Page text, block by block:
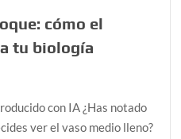
que sigue defendiendo
cómo el
tu biología
con IA ¿Has notado
ver el vaso medio lleno?